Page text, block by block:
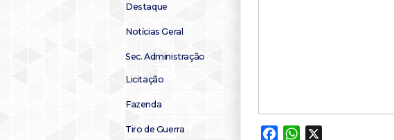
Destaque
Notícias Geral
Sec. Administração
Licitação
Fazenda
Tiro de Guerra FacebookWhatsApp